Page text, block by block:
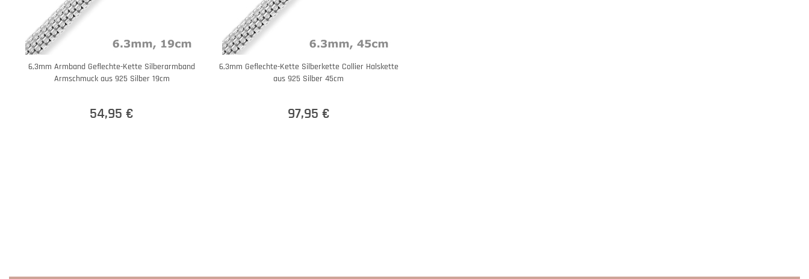
6,3mm Armband Geflechte-Kette Silberarmband
Armschmuck aus 925 Silber 19cm
54,95 €
6,3mm Geflechte-Kette Silberkette Collier Halskette
aus 925 Silber 45cm
97,95 €